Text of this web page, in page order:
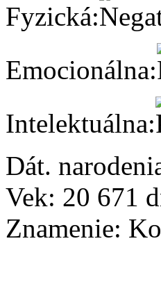
Fyzická:
Emocionálna:
Intelektuálna:
Dát.
Vek: 20 671
Znamenie: